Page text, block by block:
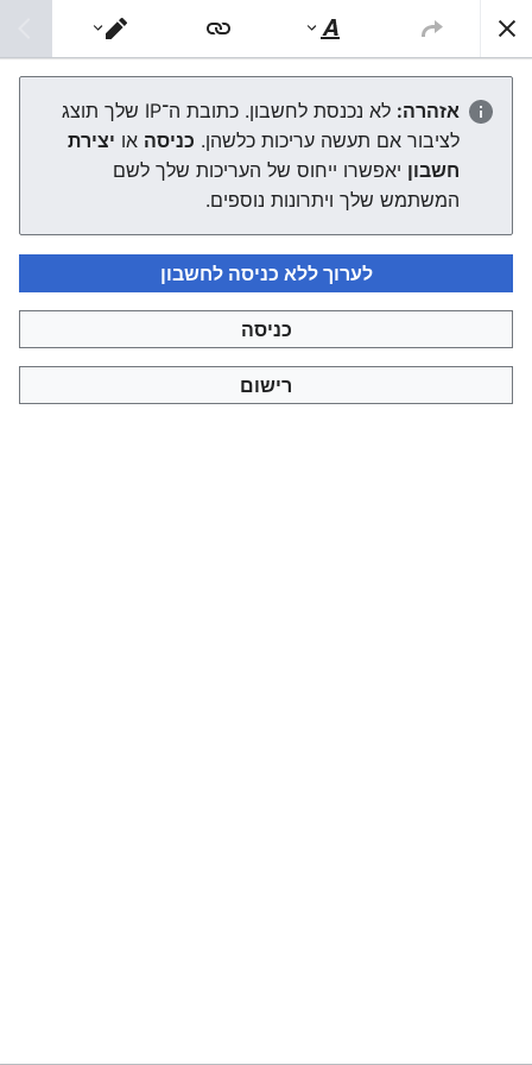
צפונות ויקי
אהרן מטיטיוב
העורך ייטען עכשיו. אם ההודעה הזאת עדיין מוצגת לאחר כמה
שניות, אפשרלטעון את הדף מחדש.
מדיניות פרטיות תצוגת מחשבים
סגנוּן
טקסט
מעבר
עורך
אזהרה:
לא נכנסת לחשבון. כתובת ה־IP שלך תוצג
לציבור אם תעשה עריכות כלשהן. כניסה או יצירת
חשבון יאפשרו ייחוס של העריכות שלך לשם
המשתמש שלך ויתרונות נוספים.
לערוך ללא כניסה לחשבון
כניסה
רישום